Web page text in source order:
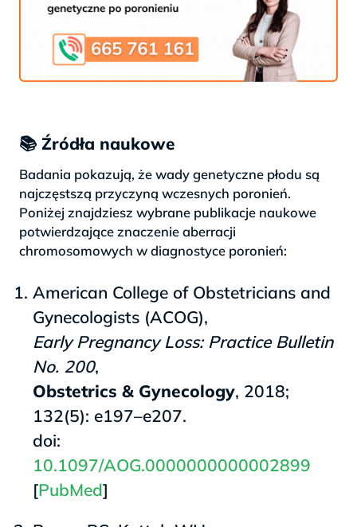
📚 Źródła naukowe
Badania pokazują, że wady genetyczne płodu są
najczęstszą przyczyną wczesnych poronień.
Poniżej znajdziesz wybrane publikacje naukowe
potwierdzające znaczenie aberracji
chromosomowych w diagnostyce poronień:
American College of Obstetricians and
Gynecologists (ACOG),
Early Pregnancy Loss: Practice Bulletin
No. 200,
Obstetrics & Gynecology, 2018;
132(5): e197–e207.
doi:
10.1097/AOG.0000000000002899
[PubMed]